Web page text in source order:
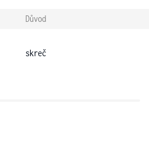
Důvod
skreč